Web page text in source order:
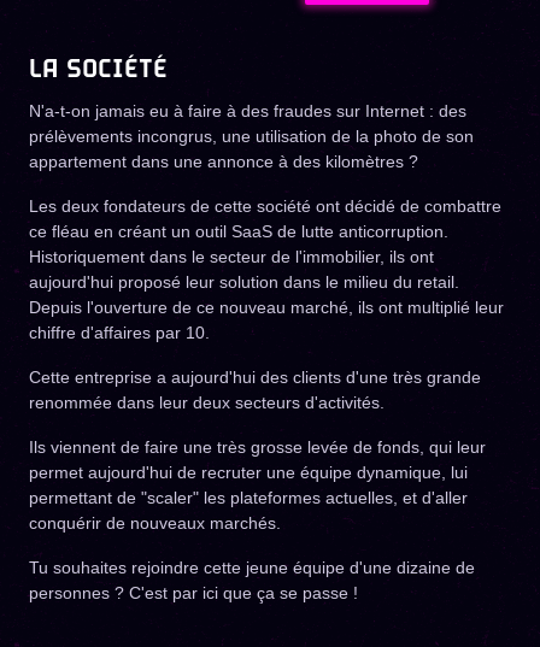
LA SOCIÉTÉ
N'a-t-on jamais eu à faire à des fraudes sur Internet : des
prélèvements incongrus, une utilisation de la photo de son
appartement dans une annonce à des kilomètres ?
Les deux fondateurs de cette société ont décidé de combattre
ce fléau en créant un outil SaaS de lutte anticorruption.
Historiquement dans le secteur de l'immobilier, ils ont
aujourd'hui proposé leur solution dans le milieu du retail.
Depuis l'ouverture de ce nouveau marché, ils ont multiplié leur
chiffre d'affaires par 10.
Cette entreprise a aujourd'hui des clients d'une très grande
renommée dans leur deux secteurs d'activités.
Ils viennent de faire une très grosse levée de fonds, qui leur
permet aujourd'hui de recruter une équipe dynamique, lui
permettant de "scaler" les plateformes actuelles, et d'aller
conquérir de nouveaux marchés.
Tu souhaites rejoindre cette jeune équipe d'une dizaine de
personnes ? C'est par ici que ça se passe !